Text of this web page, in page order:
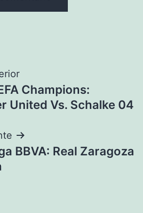
Champions:
United Vs. Schalke 04
BBVA: Real Zaragoza